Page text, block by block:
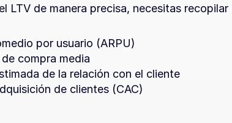
LTV de manera precisa, necesitas
por usuario (ARPU)
compra media
de la relación con el cliente
de clientes (CAC)